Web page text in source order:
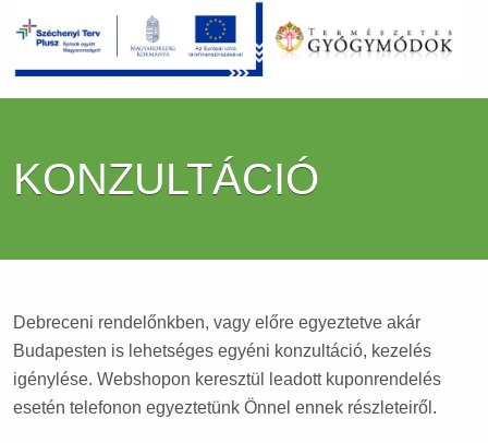
KONZULTÁCIÓ
Debreceni rendelőnkben, vagy előre egyeztetve akár
Budapesten is lehetséges egyéni konzultáció, kezelés
igénylése. Webshopon keresztül leadott kuponrendelés
esetén telefonon egyeztetünk Önnel ennek részleteiről.